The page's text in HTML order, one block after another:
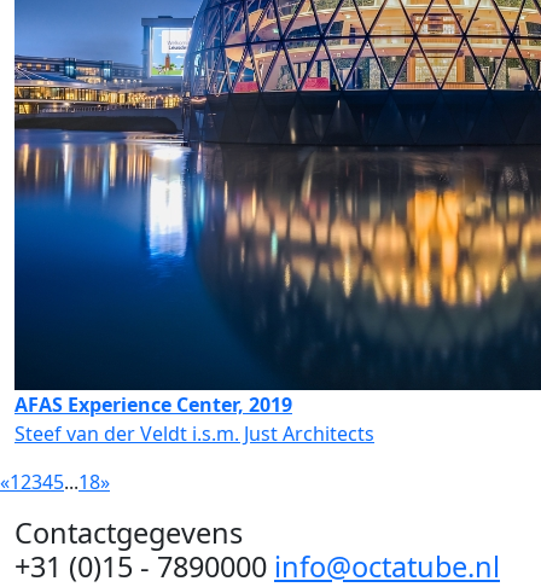
AFAS Experience Center, 2019
Steef van der Veldt i.s.m. Just Architects
«12345...18»
Contactgegevens
+31 (0)15 - 7890000 info@octatube.nl